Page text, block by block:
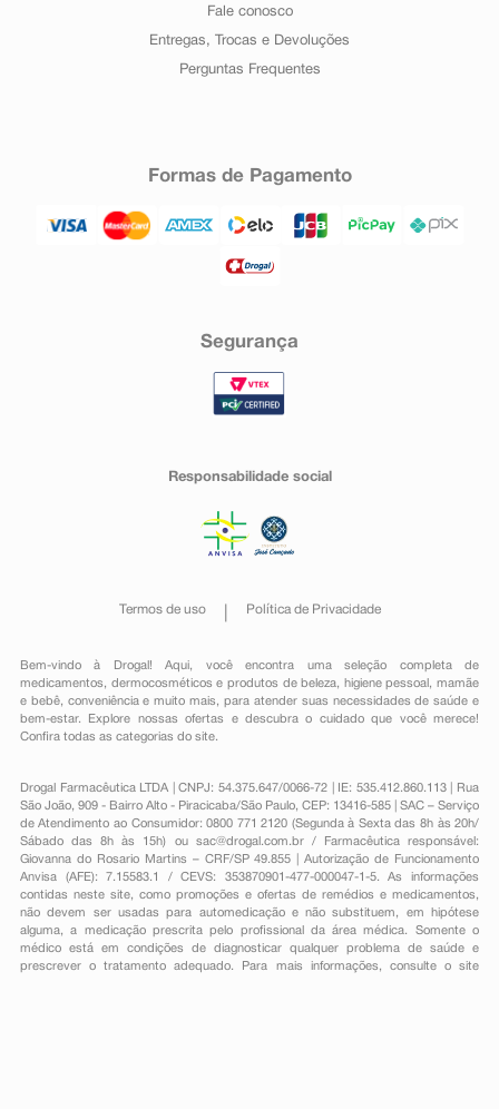
Fale conosco
Entregas, Trocas e Devoluções
Perguntas Frequentes
Formas de Pagamento
Segurança
Responsabilidade social
Termos de uso Política de Privacidade
Bem-vindo à Drogal! Aqui, você encontra uma seleção completa de
medicamentos , dermocosméticos e produtos de beleza, higiene pessoal ,mamãe
e bebê, conveniênciae muito mais, para atender suas necessidades de saúde e
bem-estar. Explore nossas ofertas e descubra o cuidado que você merece!
Confira todas as categorias do site.
Drogal Farmacêutica LTDA | CNPJ: 54.375.647/0066-72 | IE: 535.412.860.113 | Rua
São João, 909 - Bairro Alto - Piracicaba/São Paulo, CEP: 13416-585 | SAC – Serviço
de Atendimento ao Consumidor: 0800 771 2120 (Segunda à Sexta das 8h às 20h/
Sábado das 8h às 15h) ou sac@drogal.com.br/ Farmacêutica responsável:
Giovanna do Rosario Martins – CRF/SP 49.855 | Autorização de Funcionamento
Anvisa (AFE): 7.15583.1 / CEVS: 353870901-477-000047-1-5. As informações
contidas neste site, como promoções e ofertas de remédios e medicamentos,
não devem ser usadas para automedicação e não substituem, em hipótese
alguma, a medicação prescrita pelo profissional da área médica. Somente o
médico está em condições de diagnosticar qualquer problema de saúde e
prescrever o tratamento adequado. Para mais informações, consulte o site